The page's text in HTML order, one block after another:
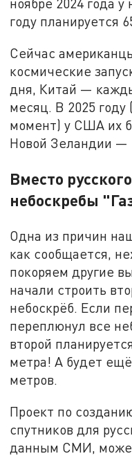
ноябре 2024 года у
году планируется
Сейчас
космические
дня, Китай —
месяц. В 2025
момент) у США их
Новой Зеландии —
Вместо
небоскребы
Одна из причин
как сообщается,
покоряем другие
начали строить
небоскрёб. Если
переплюнул все
второй
метра! А будет
метров.
Проект по
спутников для
данным СМИ,